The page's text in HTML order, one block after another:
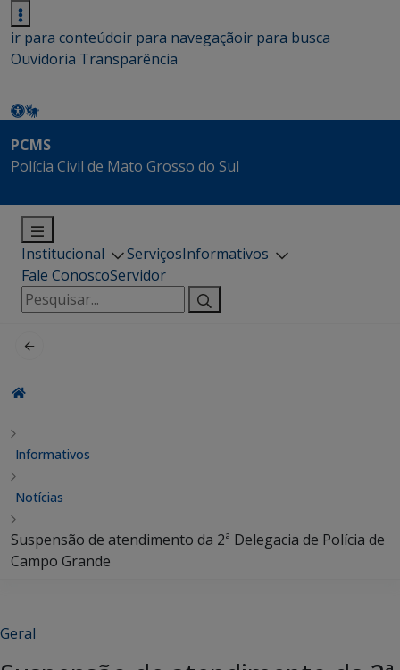
ir para conteúdoir para navegaçãoir para busca
Ouvidoria Transparência
PCMS
Polícia Civil de Mato Grosso do Sul
Institucional ServiçosInformativos
Fale ConoscoServidor
Pesquisar
por:
Informativos
Notícias
Suspensão de atendimento da 2ª Delegacia de Polícia de
Campo Grande
Geral